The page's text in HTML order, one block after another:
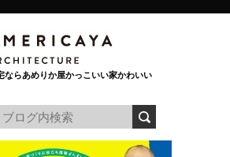
ならあめりか屋かっこいい家かわいい